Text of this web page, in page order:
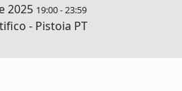
2025 19:00-23:59
- Pistoia PT